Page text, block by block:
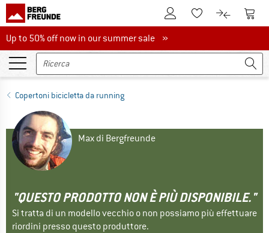
Al conto clienteAlla lista
Al Al
Up to 50% off now in our summer sale
Up to 50% off now in our summer sale »
Copertoni bicicletta da running
Max di Bergfreunde
"QUESTO PRODOTTO NON È PIÙ DISPONIBILE."
Si tratta di un modello vecchio o non possiamo più effettuare
riordini presso questo produttore.